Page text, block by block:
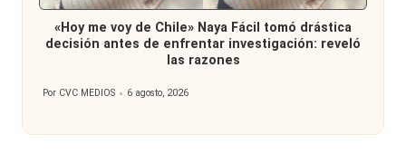
en
«Hoy me voy de Chile» Naya Fácil tomó drástica
decisión antes de enfrentar investigación: reveló
las razones
Publicado
Por CVC MEDIOS 6 agosto, 2026